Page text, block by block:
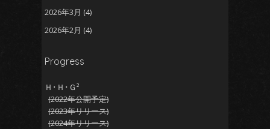
2026年3月 (4)
2026年2月 (4)
2025年12月
2025年11月
2025年10月(4)
2025年9月 (4)
Progress
Ｈ･Ｈ･Ｇ²
(2022年公開予定)
(2023年リリース)
(2024年リリース)